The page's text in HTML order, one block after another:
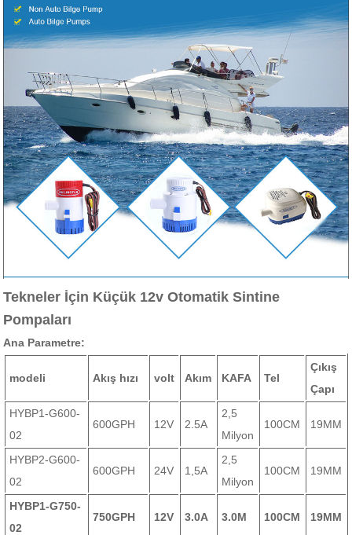
Tekneler İçin Küçük 12v Otomatik Sintine
Pompaları
Ana Parametre:
modeli Akış hızı volt Akım KAFA Tel
Çıkış
Çapı
HYBP1-G600-
02
600GPH 12V 2.5A
2,5
Milyon
100CM 19MM
HYBP2-G600-
02
600GPH 24V 1,5A
2,5
Milyon
100CM 19MM
HYBP1-G750-
02
750GPH 12V 3.0A 3.0M 100CM 19MM